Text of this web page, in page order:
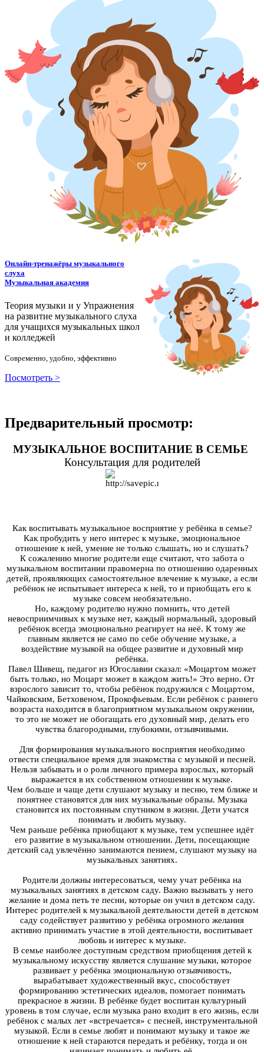
Онлайн-тренажёры музыкального
слуха
Музыкальная академия
Теория музыки и у Упражнения
на развитие музыкального слуха
для учащихся музыкальных школ
и колледжей
Современно, удобно, эффективно
Посмотреть >
Предварительный просмотр:
МУЗЫКАЛЬНОЕ ВОСПИТАНИЕ В СЕМЬЕ
Консультация для родителей
Как воспитывать музыкальное восприятие у ребёнка в семье?
Как пробудить у него интерес к музыке, эмоциональное
отношение к ней, умение не только слышать, но и слушать?
К сожалению многие родители еще считают, что забота о
музыкальном воспитании правомерна по отношению одаренных
детей, проявляющих самостоятельное влечение к музыке, а если
ребёнок не испытывает интереса к ней, то и приобщать его к
музыке совсем необязательно.
Но, каждому родителю нужно помнить, что детей
невосприимчивых к музыке нет, каждый нормальный, здоровый
ребёнок всегда эмоционально реагирует на неё. К тому же
главным является не само по себе обучение музыке, а
воздействие музыкой на общее развитие и духовный мир
ребёнка.
Павел Шивещ, педагог из Югославии сказал: «Моцартом может
быть только, но Моцарт может в каждом жить!» Это верно. От
взрослого зависит то, чтобы ребёнок подружился с Моцартом,
Чайковским, Бетховеном, Прокофьевым. Если ребёнок с раннего
возраста находится в благоприятном музыкальном окружении,
то это не может не обогащать его духовный мир, делать его
чувства благородными, глубокими, отзывчивыми.
Для формирования музыкального восприятия необходимо
отвести специальное время для знакомства с музыкой и песней.
Нельзя забывать и о роли личного примера взрослых, который
выражается в их собственном отношении к музыке.
Чем больше и чаще дети слушают музыку и песню, тем ближе и
понятнее становятся для них музыкальные образы. Музыка
становится их постоянным спутником в жизни. Дети учатся
понимать и любить музыку.
Чем раньше ребёнка приобщают к музыке, тем успешнее идёт
его развитие в музыкальном отношении. Дети, посещающие
детский сад увлечённо занимаются пением, слушают музыку на
музыкальных занятиях.
Родители должны интересоваться, чему учат ребёнка на
музыкальных занятиях в детском саду. Важно вызывать у него
желание и дома петь те песни, которые он учил в детском саду.
Интерес родителей к музыкальной деятельности детей в детском
саду содействует развитию у ребёнка огромного желания
активно принимать участие в этой деятельности, воспитывает
любовь и интерес к музыке.
В семье наиболее доступным средством приобщения детей к
музыкальному искусству является слушание музыки, которое
развивает у ребёнка эмоциональную отзывчивость,
вырабатывает художественный вкус, способствует
формированию эстетических идеалов, помогает понимать
прекрасное в жизни. В ребёнке будет воспитан культурный
уровень в том случае, если музыка рано входит в его жизнь, если
ребёнок с малых лет «встречается» с песней, инструментальной
музыкой. Если в семье любят и понимают музыку и такое же
отношение к ней стараются передать и ребёнку, тогда и он